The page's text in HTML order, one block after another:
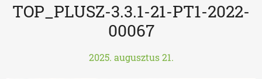
TOP_PLUSZ-3.3.1-21-PT1-2022-
00067
2025. augusztus 21.